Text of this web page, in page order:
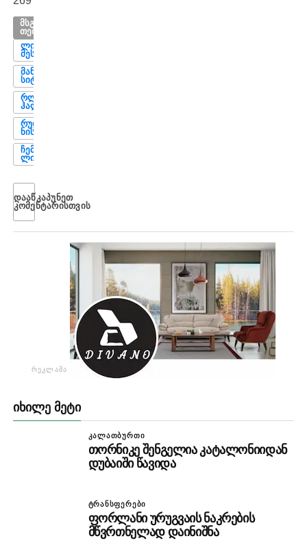
ᲛᲡᲒᲐᲕᲡᲘ
ᲗᲔᲛᲔᲑᲘ
ᲚᲘᲝᲜᲔᲚ
ᲛᲔᲡᲘ
ᲛᲐᲜᲩᲔᲡᲢᲔᲠ
ᲡᲘᲢᲘ
ᲠᲚᲘᲜᲒ
ᲰᲐᲚᲐᲜᲓᲘ
ᲠᲣᲓ ᲕᲐᲜ
ᲜᲘᲡᲢᲔᲠᲚᲝᲘ
ᲩᲔᲛᲞᲘᲝᲜᲗᲐ
ᲚᲘᲒᲐ
ᲓᲐᲐᲬᲙᲐᲞᲣᲜᲔᲗ
ᲙᲝᲛᲔᲜᲢᲐᲠᲘᲡᲗᲕᲘᲡ
ᲠᲔᲙᲚᲐᲛᲐ
ᲘᲮᲘᲚᲔ ᲛᲔᲢᲘ
ᲙᲐᲚᲐᲗᲑᲣᲠᲗᲘ
თორნიკე შენგელია კატალონიიდან
დუბაიში წავიდა
ᲢᲠᲐᲜᲡᲤᲔᲠᲔᲑᲘ
ფორლანი ურუგვაის ნაკრების
მწვრთნელად დაინიშნა